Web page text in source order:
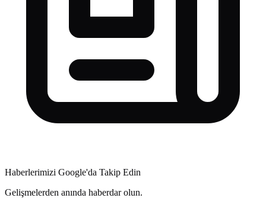
Haberlerimizi Google'da Takip Edin
Gelişmelerden anında haberdar olun.